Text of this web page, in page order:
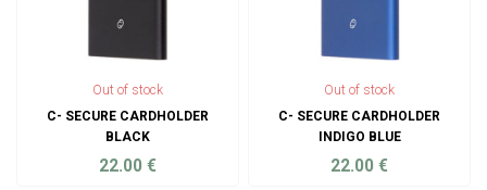
Out of stock
C- SECURE CARDHOLDER
BLACK
22.00 €
Out of stock
C- SECURE CARDHOLDER
INDIGO BLUE
22.00€